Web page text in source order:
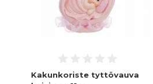
Kakunkoriste tyttövauva